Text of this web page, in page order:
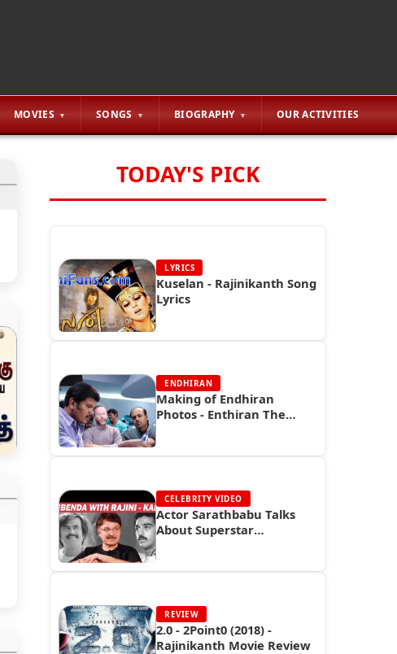
MOVIES SONGS BIOGRAPHY OUR ACTIVITIES
TODAY'S PICK
LYRICS
Kuselan - Rajinikanth Song
Lyrics
ENDHIRAN
Making of Endhiran
Photos - Enthiran The
CELEBRITY VIDEO
Actor Sarathbabu Talks
About Superstar
REVIEW
2.0 - 2Point0 (2018) -
Rajinikanth Movie Review